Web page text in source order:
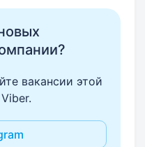
вакансии этой